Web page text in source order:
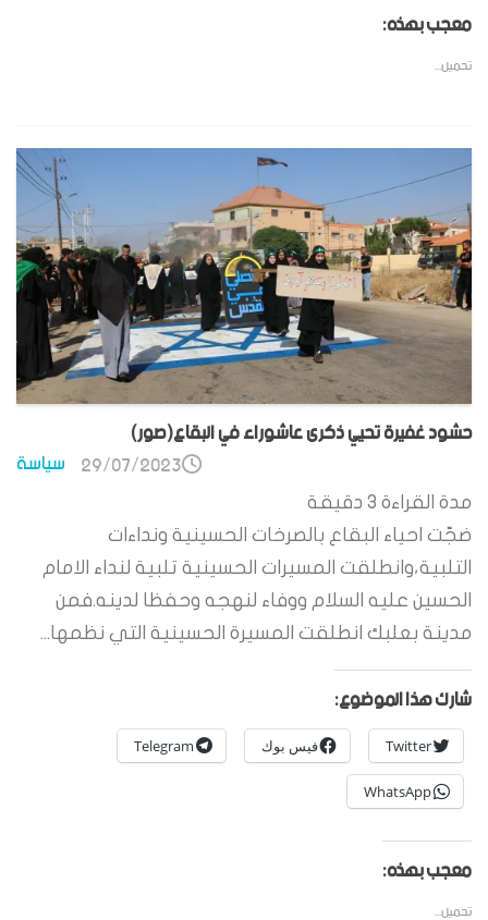
معجب بهذه:
تحميل...
حشود غفيرة تحيي ذكرى عاشوراء في البقاع(صور)
سياسة 29/07/2023
مدة القراءة 3 دقيقة
ضجّت احياء البقاع بالصرخات الحسينية ونداءات
التلبية،وانطلقت المسيرات الحسينية تلبية لنداء الامام
الحسين عليه السلام ووفاء لنهجه وحفظا لدينه.فمن
مدينة بعلبك انطلقت المسيرة الحسينية التي نظمها...
شارك هذا الموضوع:
Twitter فيس بوك Telegram
WhatsApp
معجب بهذه:
تحميل...